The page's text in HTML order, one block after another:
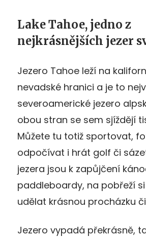
Lake Tahoe, jedno z
nejkrásnějších jezer
Jezero Tahoe leží na
nevadské hranici a je to
severoamerické jezero
obou stran se sem sjíždějí
Můžete tu totiž sportovat,
odpočívat i hrát golf či
jezera jsou k zapůjčení
paddleboardy, na pobřeží
udělat krásnou procházku
Jezero vypadá překrásně,